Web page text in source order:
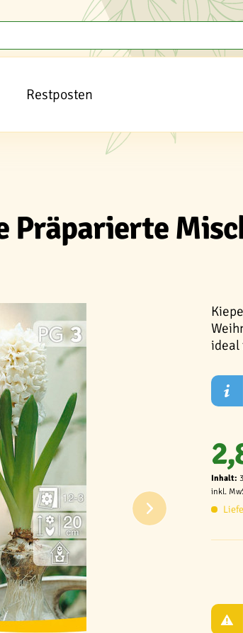
Restposten
Präparierte
ideal
Inhalt:
inkl.